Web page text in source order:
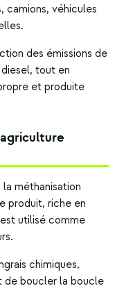
camions, véhicules
des émissions de
diesel, tout en
et produite
la méthanisation
produit, riche en
utilisé comme
chimiques,
de boucler la boucle